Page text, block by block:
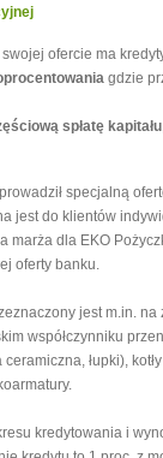
swojej ofercie ma
gdzie
spłatę kapitału
specjalną
jest do klientów
marża dla EKO
oferty banku.
jest m.in.
współczynniku
łupki),
kredytowania i